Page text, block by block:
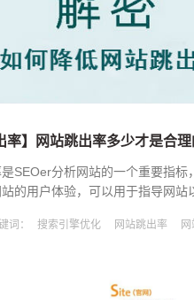
率】网站跳出率多少才是合理
SEOer分析网站的一个重要指标
的用户体验，可以用于指导网站
跳出率达到一定的程度时，就说明
就离开了。谈到跳出率，一般来说
词： 搜索引擎优化 网站跳出率